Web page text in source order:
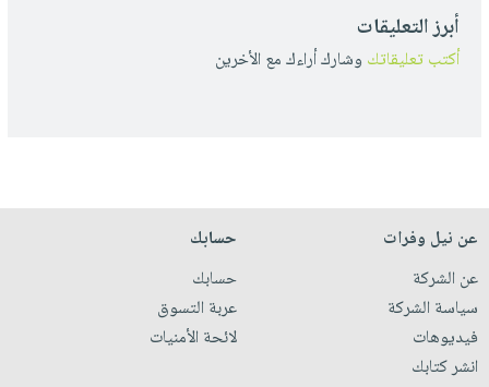
أبرز التعليقات
أكتب تعليقاتك وشارك أراءك مع الأخرين
عن نيل وفرات
عن الشركة
سياسة الشركة
فيديوهات
انشر كتابك
حسابك
حسابك
عربة التسوق
لائحة الأمنيات